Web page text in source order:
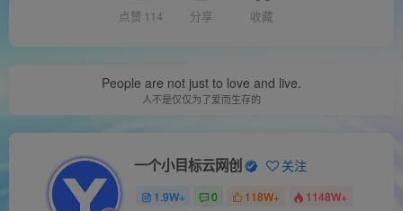
点赞 114 分享 收藏
People are not just to love and live.
人不是仅仅为了爱而生存的
一个小目标云网创 关注
1.9W+ 0 118W+ 1148W+